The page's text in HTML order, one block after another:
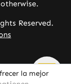
Reserved.
la mejor